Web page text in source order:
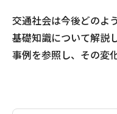
交通社会は今後どのよ
基礎知識について解説
事例を参照し、その変